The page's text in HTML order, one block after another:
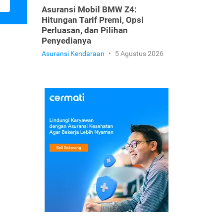
Asuransi Mobil BMW Z4:
Hitungan Tarif Premi, Opsi
Perluasan, dan Pilihan
Penyedianya
Asuransi Kendaraan • 5 Agustus 2026